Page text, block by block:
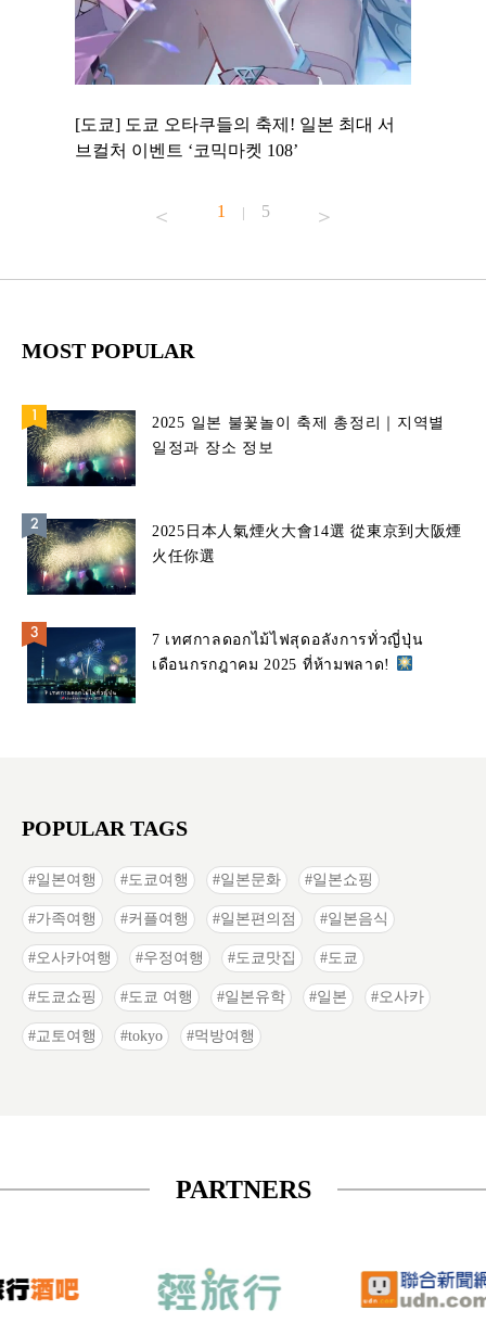
[도쿄] 도쿄 오타쿠들의 축제! 일본 최대 서
브컬처 이벤트 ‘코믹마켓 108’
1 | 5
MOST POPULAR
2025 일본 불꽃놀이 축제 총정리｜지역별
일정과 장소 정보
2025日本人氣煙火大會14選 從東京到大阪煙
火任你選
7 เทศกาลดอกไม้ไฟสุดอลังการทั่วญี่ปุ่น
เดือนกรกฎาคม 2025 ที่ห้ามพลาด!
POPULAR TAGS
일본여행 도쿄여행 일본문화 일본쇼핑
가족여행 커플여행 일본편의점 일본음식
오사카여행 우정여행 도쿄맛집 도쿄
도쿄쇼핑 도쿄 여행 일본유학 일본 오사카
교토여행 tokyo 먹방여행
PARTNERS